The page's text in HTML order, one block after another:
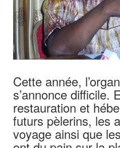
Cette année,
s’annonce difficile.
restauration et
futurs pèlerins, les
voyage ainsi que